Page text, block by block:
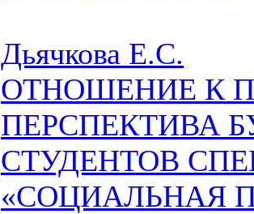
Дьячкова Е.С.
ОТНОШЕНИЕ К
ПЕРСПЕКТИВА
СТУДЕНТОВ
«СОЦИАЛЬНАЯ